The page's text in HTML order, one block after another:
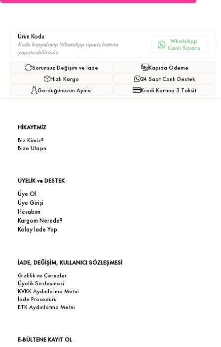
Ürün Kodu:
Kodu kopyalayıp WhatsApp sipariş hattına
yapıştırabilirsiniz.
WhatsApp
Canlı Sipariş
Sorunsuz Değişim ve İade
Hızlı Kargo
Gördüğünüzün Aynısı
Kapıda Ödeme
24 Saat Canlı Destek
Kredi Kartına 3 Taksit
HİKAYEMİZ
Biz Kimiz?
Bize Ulaşın
ÜYELİK ve DESTEK
Üye Ol
Üye Girişi
Hesabım
Kargom Nerede?
Kolay İade Yap
İADE, DEĞİŞİM, KULLANICI SÖZLEŞMESİ
Gizlilik ve Çerezler
Üyelik Sözleşmesi
KVKK Aydınlatma Metni
İade Prosedürü
ETK Aydınlatma Metni
E-BÜLTENE KAYIT OL